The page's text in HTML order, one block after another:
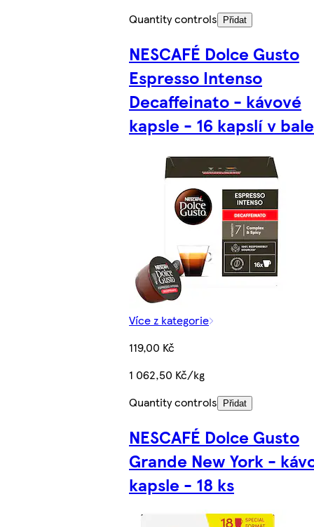
Quantity controls
Přidat
NESCAFÉ Dolce Gusto
Espresso Intenso
Decaffeinato - kávové
kapsle - 16 kapslí v
Více z kategorie
119,00 Kč
1 062,50 Kč/kg
Quantity controls
Přidat
NESCAFÉ Dolce Gusto
Grande New York -
kapsle - 18 ks